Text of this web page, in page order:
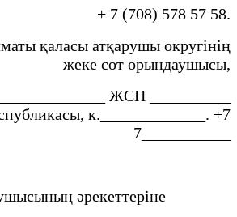
+ 7 (708) 578 57 58.
қаласы атқарушы округінің
жеке сот орындаушысы,
ЖСН __________
к._____________. +7
7___________
әрекеттеріне